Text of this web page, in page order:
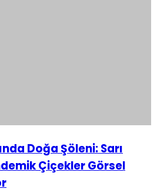
Doğa Şöleni: Sarı
Çiçekler Görsel